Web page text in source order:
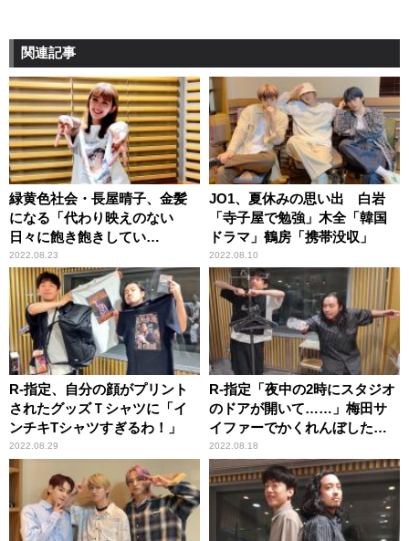
関連記事
緑黄色社会・長屋晴子、金髪
になる「代わり映えのない
日々に飽き飽きしてい
て……」
2022.08.23
JO1、夏休みの思い出 白岩
「寺子屋で勉強」木全「韓国
ドラマ」鶴房「携帯没収」
2022.08.10
R-指定、自分の顔がプリント
されたグッズＴシャツに「イ
ンチキTシャツすぎるわ！」
2022.08.29
R-指定「夜中の2時にスタジオ
のドアが開いて……」梅田サ
イファーでかくれんぼした結
果
2022.08.18